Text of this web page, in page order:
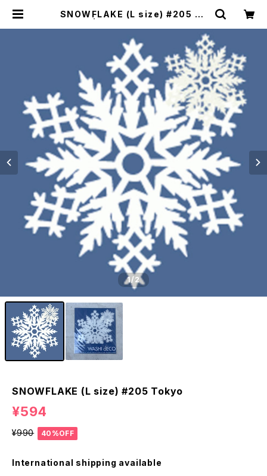
SNOWFLAKE (L size) #205 To
1/2
SNOWFLAKE (L size) #205 Tokyo
¥594
¥990 40%OFF
International shipping available